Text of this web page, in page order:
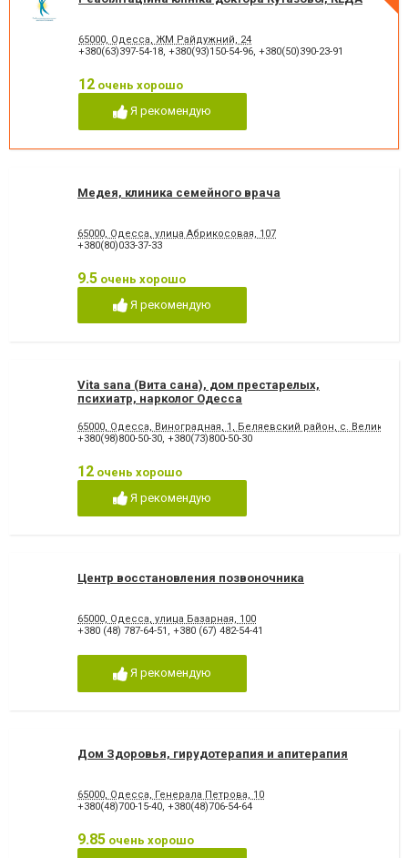
65000, Одесса, ЖМ Райдужний, 24
+380(63)397-54-18, +380(93)150-54-96, +380(50)390-23-91
12 очень хорошо
Я рекомендую
Медея, клиника семейного врача
65000, Одесса, улица Абрикосовая, 107
+380(80)033-37-33
9.5 очень хорошо
Я рекомендую
Vita sana (Вита сана), дом престарелых,
психиатр, нарколог Одесса
65000, Одесса, Виноградная, 1, Беляевский район, с. Велика
+380(98)800-50-30 +380(73)800-50-30
12 очень хорошо
Я рекомендую
Центр восстановления позвоночника
65000, Одесса, улица Базарная, 100
+380 (48) 787-64-51 , +380 (67) 482-54-41
Я рекомендую
Дом Здоровья, гирудотерапия и апитерапия
65000, Одесса, Генерала Петрова, 10
+380(48)700-15-40, +380(48)706-54-64
9.85 очень хорошо